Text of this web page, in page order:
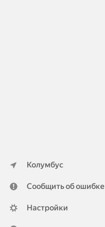
Колумбус
Сообщить об ошибке
Настройки